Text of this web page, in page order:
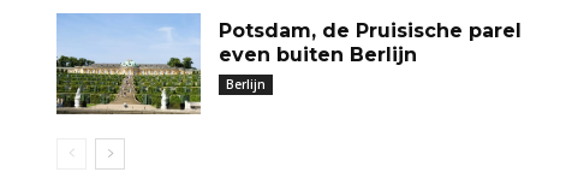
Potsdam, de Pruisische parel
even buiten Berlijn
Berlijn